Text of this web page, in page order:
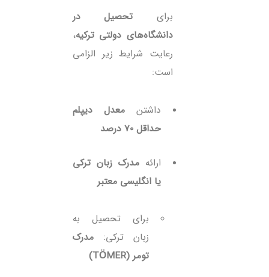
برای تحصیل در
دانشگاه‌های دولتی ترکیه،
رعایت شرایط زیر الزامی
است:
داشتنمعدل دیپلم
حداقل ۷۰ درصد
ارائهمدرک زبان ترکی
یا انگلیسی معتبر
برای تحصیل به
زبان ترکی: مدرک
تومر (TÖMER)